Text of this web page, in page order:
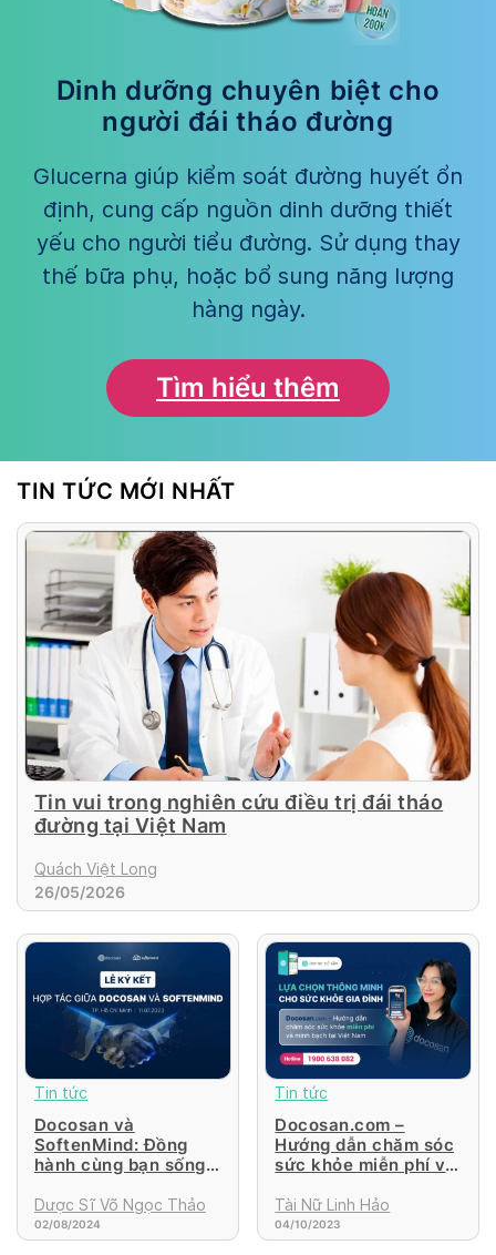
Dinh dưỡng chuyên biệt cho
người đái tháo đường
Glucerna giúp kiểm soát đường huyết ổn
định, cung cấp nguồn dinh dưỡng thiết
yếu cho người tiểu đường. Sử dụng thay
thế bữa phụ, hoặc bổ sung năng lượng
hàng ngày.
Tìm hiểu thêm
TIN TỨC MỚI NHẤT
Tin vui trong nghiên cứu điều trị đái tháo
đường tại Việt Nam
Quách Việt Long
26/05/2026
Tin tức
Docosan và
SoftenMind: Đồng
hành cùng bạn sống
Dược Sĩ Võ Ngọc Thảo
02/08/2024
Tin tức
Docosan.com –
Hướng dẫn chăm sóc
sức khỏe miễn phí và
Nam
Tài Nữ Linh Hảo
04/10/2023